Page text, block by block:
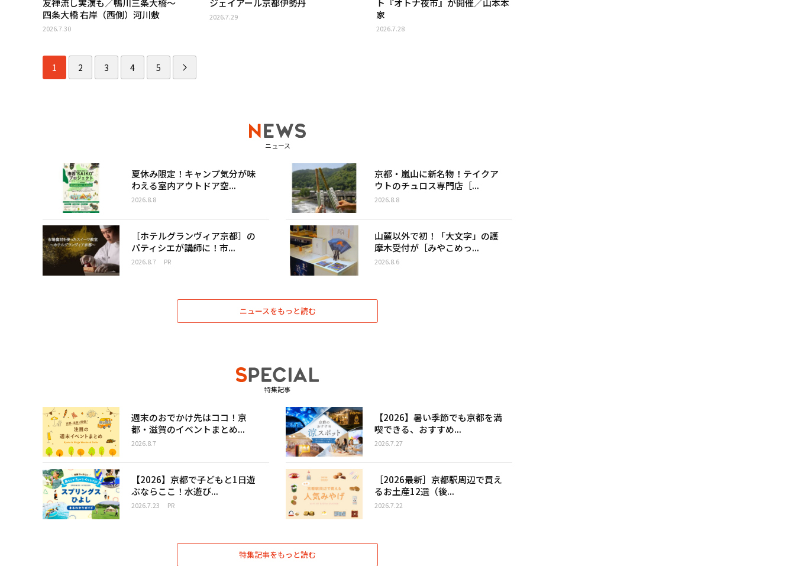
四条大橋 右岸（西側）河川敷
2026.7.30
2026.7.29
家
2026.7.28
1 2 3 4 5
ニュース
夏休み限定！キャンプ気分が味
わえる室内アウトドア空...
2026.8.8
京都・嵐山に新名物！テイクア
ウトのチュロス専門店［...
2026.8.8
［ホテルグランヴィア京都］の
パティシエが講師に！市...
2026.8.7 PR
山麓以外で初！「大文字」の護
摩木受付が［みやこめっ...
2026.8.6
ニュースをもっと読む
特集記事
週末のおでかけ先はココ！京
都・滋賀のイベントまとめ...
2026.8.7
【2026】暑い季節でも京都を満
喫できる、おすすめ...
2026.7.27
【2026】京都で子どもと1日遊
ぶならここ！水遊び...
2026.7.23 PR
［2026最新］京都駅周辺で買え
るお土産12選（後...
2026.7.22
特集記事をもっと読む